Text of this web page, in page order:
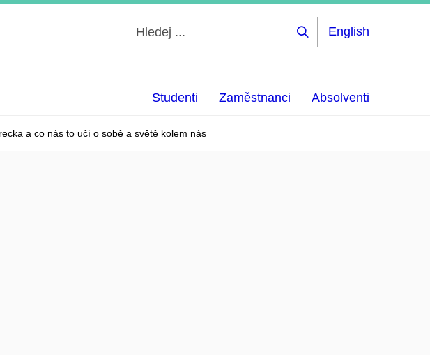
English
Studenti Zaměstnanci Absolventi
a co nás to učí o sobě a světě kolem nás